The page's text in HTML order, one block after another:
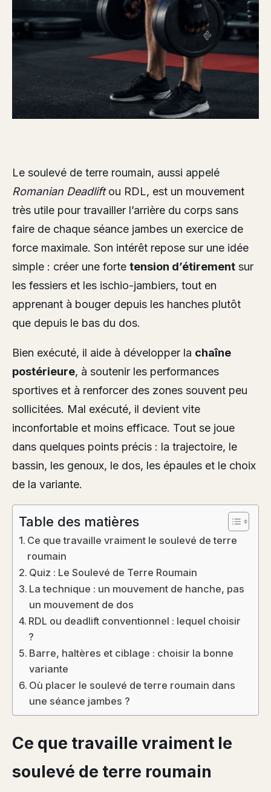
Le soulevé de terre roumain, aussi appelé
Romanian Deadliftou RDL, est un mouvement
très utile pour travailler l’arrière du corps sans
faire de chaque séance jambes un exercice de
force maximale. Son intérêt repose sur une idée
simple : créer une forte tension d’étirement sur
les fessiers et les ischio-jambiers, tout en
apprenant à bouger depuis les hanches plutôt
que depuis le bas du dos.
Bien exécuté, il aide à développer la chaîne
postérieure, à soutenir les performances
sportives et à renforcer des zones souvent peu
sollicitées. Mal exécuté, il devient vite
inconfortable et moins efficace. Tout se joue
dans quelques points précis : la trajectoire, le
bassin, les genoux, le dos, les épaules et le choix
de la variante.
Table des matières
Ce que travaille vraiment le soulevé de terre
roumain
Quiz : Le Soulevé de Terre Roumain
La technique : un mouvement de hanche, pas
un mouvement de dos
RDL ou deadlift conventionnel : lequel choisir
?
Barre, haltères et ciblage : choisir la bonne
variante
Où placer le soulevé de terre roumain dans
une séance jambes ?
Ce que travaille vraiment le
soulevé de terre roumain